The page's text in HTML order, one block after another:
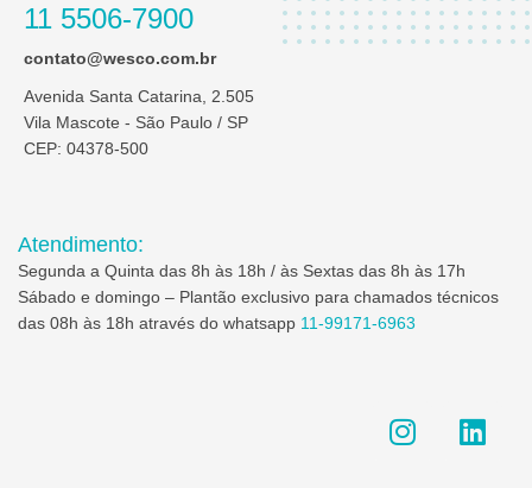
11 5506-7900
contato@wesco.com.br
Avenida Santa Catarina, 2.505
Vila Mascote - São Paulo / SP
CEP: 04378-500
Atendimento:
Segunda a Quinta das 8h às 18h / às Sextas das 8h às 17h
Sábado e domingo – Plantão exclusivo para chamados técnicos
das 08h às 18h através do whatsapp 11-99171-6963
n
i